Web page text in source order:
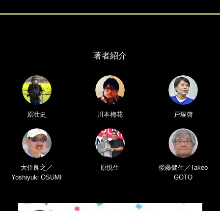
著者紹介
原壮史 川本梅花 戸塚啓
大住良之／
Yoshiyuki OSUMI
原悦生
後藤健生／Takeo
GOTO